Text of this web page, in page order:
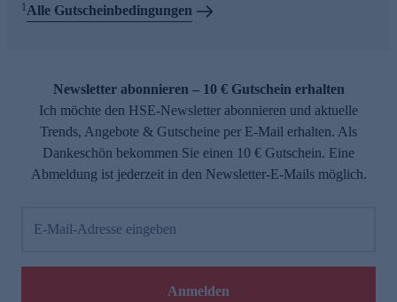
1Alle Gutscheinbedingungen
Newsletter abonnieren – 10 € Gutschein erhalten
Ich möchte den HSE-Newsletter abonnieren und aktuelle
Trends, Angebote & Gutscheine per E-Mail erhalten. Als
Dankeschön bekommen Sie einen 10 € Gutschein. Eine
Abmeldung ist jederzeit in den Newsletter-E-Mails möglich.
E-Mail-Adresse eingeben
Anmelden